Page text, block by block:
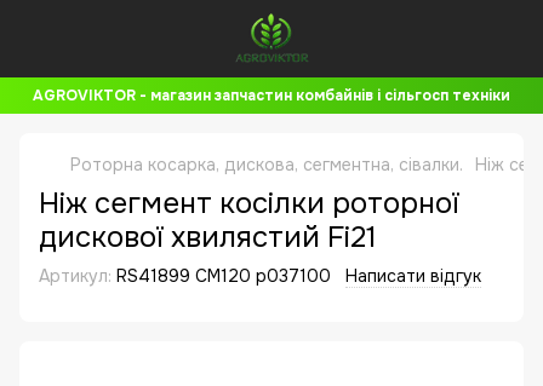
AGROVIKTOR - магазин запчастин комбайнів і сільгосп техніки
Роторна косарка, дискова, сегментна, сівалки. Ніж
Ніж сегмент косілки роторної
дискової хвилястий Fi21
Артикул: RS41899 CM120 p037100 Написати відгук